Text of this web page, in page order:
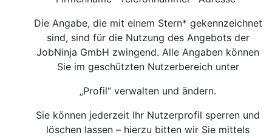
Die Angabe, die mit einem Stern* gekennzeichnet
sind, sind für die Nutzung des Angebots der
JobNinja GmbH zwingend. Alle Angaben können
Sie im geschützten Nutzerbereich unter
„Profil“ verwalten und ändern.
Sie können jederzeit Ihr Nutzerprofil sperren und
löschen lassen – hierzu bitten wir Sie mittels